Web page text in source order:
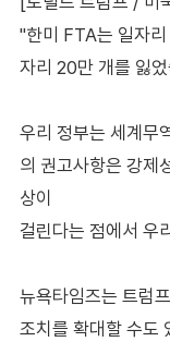
"한미 FTA는 일자
자리 20만 개를 잃
우리 정부는 세계무
의 권고사항은 강제
상이
걸린다는 점에서 우
뉴욕타임즈는 트럼
조치를 확대할 수도